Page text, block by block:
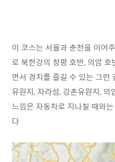
이 코스는 서울과 춘천을 이어
로 북한강의 청평 호반, 의암
면서 경치를 즐길 수 있는 그런
유원지, 자라섬, 강촌유원지,
느낌은 자동차로 지나칠 때와
다